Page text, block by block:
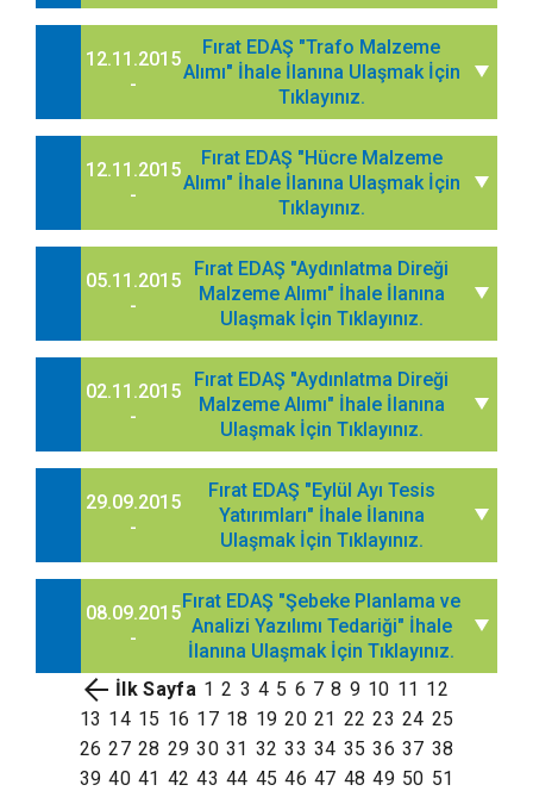
12.11.2015
-
Fırat EDAŞ "Trafo Malzeme
Alımı" İhale İlanına Ulaşmak İçin
Tıklayınız.
12.11.2015
-
Fırat EDAŞ "Hücre Malzeme
Alımı" İhale İlanına Ulaşmak İçin
Tıklayınız.
05.11.2015
-
Fırat EDAŞ "Aydınlatma Direği
Malzeme Alımı" İhale İlanına
Ulaşmak İçin Tıklayınız.
02.11.2015
-
Fırat EDAŞ "Aydınlatma Direği
Malzeme Alımı" İhale İlanına
Ulaşmak İçin Tıklayınız.
29.09.2015
-
Fırat EDAŞ "Eylül Ayı Tesis
Yatırımları" İhale İlanına
Ulaşmak İçin Tıklayınız.
08.09.2015
-
Fırat EDAŞ "Şebeke Planlama ve
Analizi Yazılımı Tedariği" İhale
İlanına Ulaşmak İçin Tıklayınız.
İlk Sayfa 1 2 3 4 5 6 7 8 9 10 11 12
13 14 15 16 17 18 19 20 21 22 23 24 25
26 27 28 29 30 31 32 33 34 35 36 37 38
39 40 41 42 43 44 45 46 47 48 49 50 51